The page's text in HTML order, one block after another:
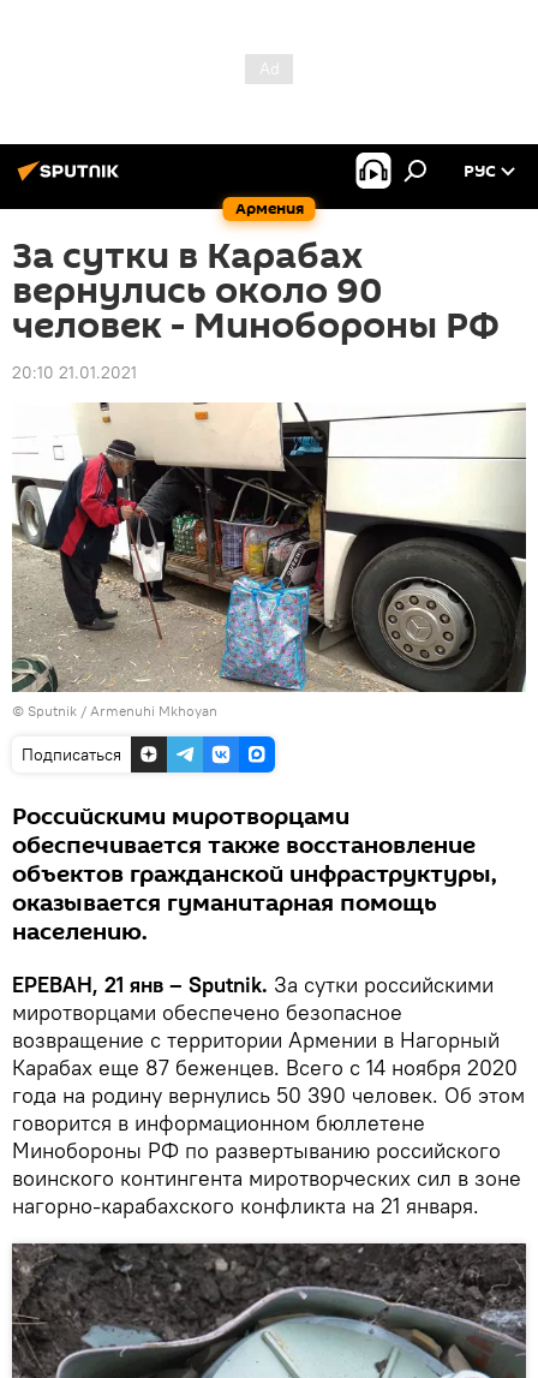
Армения
РУС
За сутки в Карабах
вернулись около 90
человек - Минобороны РФ
20:10 21.01.2021
© Sputnik / Armenuhi Mkhoyan
Подписаться
Российскими миротворцами
обеспечивается также восстановление
объектов гражданской инфраструктуры,
оказывается гуманитарная помощь
населению.
ЕРЕВАН, 21 янв – Sputnik. За сутки российскими
миротворцами обеспечено безопасное
возвращение с территории Армении в Нагорный
Карабах еще 87 беженцев. Всего с 14 ноября 2020
года на родину вернулись 50 390 человек. Об этом
говорится в информационном бюллетене
Минобороны РФ по развертыванию российского
воинского контингента миротворческих сил в зоне
нагорно-карабахского конфликта на 21 января.